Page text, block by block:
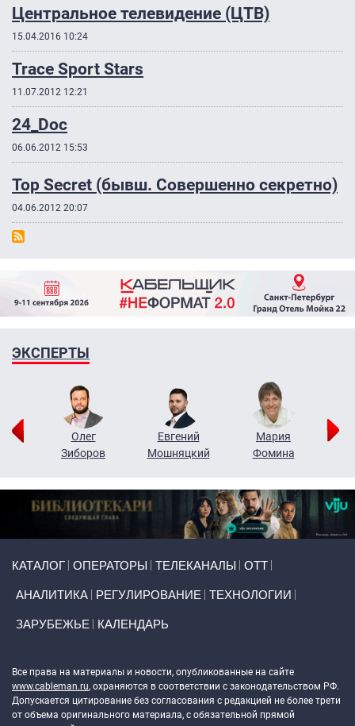
Центральное телевидение (ЦТВ)
15.04.2016 10:24
Trace Sport Stars
11.07.2012 12:21
24_Dос
06.06.2012 15:53
Top Secret (бывш. Совершенно секретно)
04.06.2012 20:07
ЭКСПЕРТЫ
Олег
Зиборов
Евгений
Мошняцкий
Мария
Фомина
КАТАЛОГ ОПЕРАТОРЫ ТЕЛЕКАНАЛЫ ОТТ
АНАЛИТИКА РЕГУЛИРОВАНИЕ ТЕХНОЛОГИИ
ЗАРУБЕЖЬЕ КАЛЕНДАРЬ
Все права на материалы и новости, опубликованные на сайте
www.cableman.ru, охраняются в соответствии с законодательством РФ.
Допускается цитирование без согласования с редакцией не более трети
от объема оригинального материала, с обязательной прямой